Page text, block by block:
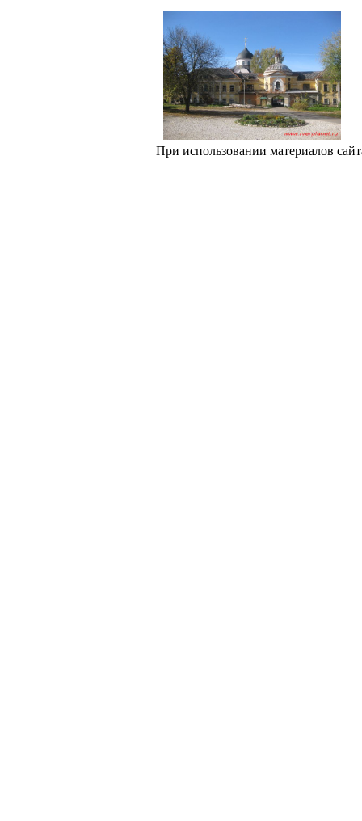
При использовании материалов